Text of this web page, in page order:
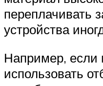
переплачивать
устройства
Например, если
использовать